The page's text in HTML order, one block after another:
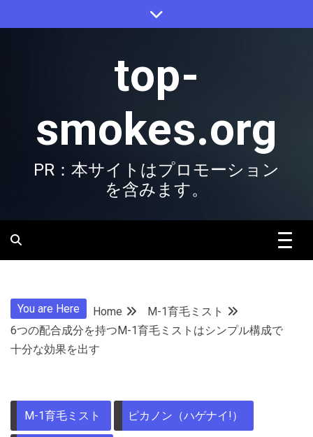
to
top-
smokes.org
PR：本サイトはプロモーション
を含みます。
You are Here Home
M-1育毛ミスト
6つの配合成分を持つM-1育毛ミストはシンプル構成で
十分な効果を出す
M-1育毛ミスト ピカノン（ハゲナイ!）